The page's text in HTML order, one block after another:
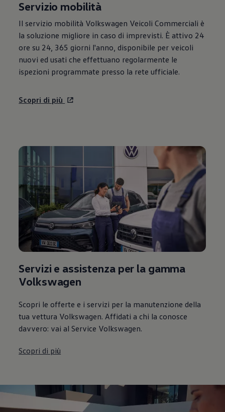
Servizio mobilità
Il servizio mobilità Volkswagen Veicoli Commerciali è
la soluzione migliore in caso di imprevisti. È attivo 24
ore su 24, 365 giorni l'anno, disponibile per veicoli
nuovi ed usati che effettuano regolarmente le
ispezioni programmate presso la rete ufficiale.
Scopri di più
Servizi e assistenza per la gamma
Volkswagen
Scopri le offerte e i servizi per la manutenzione della
tua vettura Volkswagen. Affidati a chi la conosce
davvero: vai al Service Volkswagen.
Scopri di più